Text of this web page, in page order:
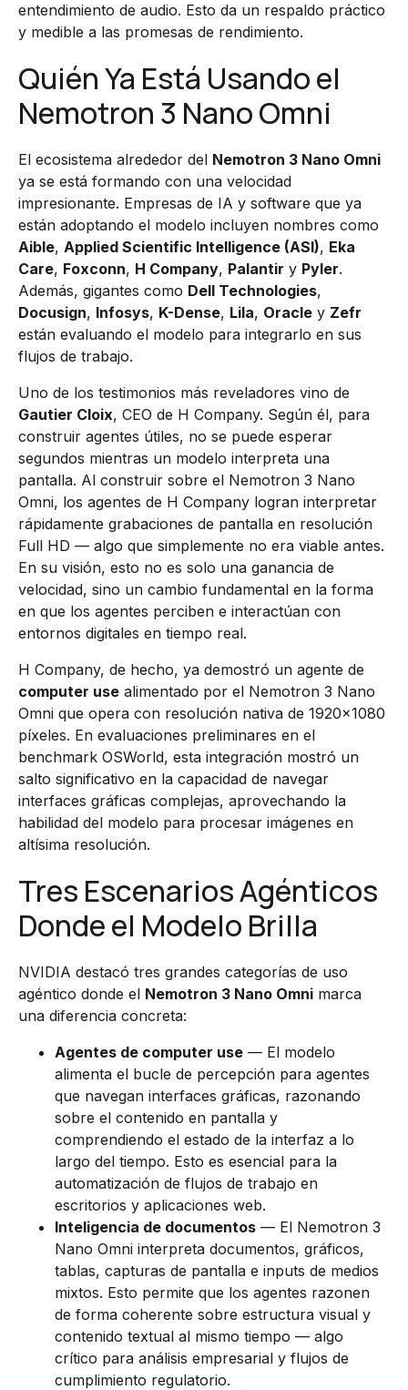
entendimiento de audio. Esto da un respaldo práctico
y medible a las promesas de rendimiento.
Quién Ya Está Usando el
Nemotron 3 Nano Omni
El ecosistema alrededor del Nemotron 3 Nano Omni
ya se está formando con una velocidad
impresionante. Empresas de IA y software que ya
están adoptando el modelo incluyen nombres como
Aible, Applied Scientific Intelligence (ASI), Eka
Care, Foxconn, H Company, Palantir y Pyler.
Además, gigantes como Dell Technologies,
Docusign, Infosys, K-Dense, Lila, Oracle y Zefr
están evaluando el modelo para integrarlo en sus
flujos de trabajo.
Uno de los testimonios más reveladores vino de
Gautier Cloix, CEO de H Company. Según él, para
construir agentes útiles, no se puede esperar
segundos mientras un modelo interpreta una
pantalla. Al construir sobre el Nemotron 3 Nano
Omni, los agentes de H Company logran interpretar
rápidamente grabaciones de pantalla en resolución
Full HD — algo que simplemente no era viable antes.
En su visión, esto no es solo una ganancia de
velocidad, sino un cambio fundamental en la forma
en que los agentes perciben e interactúan con
entornos digitales en tiempo real.
H Company, de hecho, ya demostró un agente de
computer use alimentado por el Nemotron 3 Nano
Omni que opera con resolución nativa de 1920×1080
píxeles. En evaluaciones preliminares en el
benchmark OSWorld, esta integración mostró un
salto significativo en la capacidad de navegar
interfaces gráficas complejas, aprovechando la
habilidad del modelo para procesar imágenes en
altísima resolución.
Tres Escenarios Agénticos
Donde el Modelo Brilla
NVIDIA destacó tres grandes categorías de uso
agéntico donde el Nemotron 3 Nano Omni marca
una diferencia concreta:
Agentes de computer use — El modelo
alimenta el bucle de percepción para agentes
que navegan interfaces gráficas, razonando
sobre el contenido en pantalla y
comprendiendo el estado de la interfaz a lo
largo del tiempo. Esto es esencial para la
automatización de flujos de trabajo en
escritorios y aplicaciones web.
Inteligencia de documentos — El Nemotron 3
Nano Omni interpreta documentos, gráficos,
tablas, capturas de pantalla e inputs de medios
mixtos. Esto permite que los agentes razonen
de forma coherente sobre estructura visual y
contenido textual al mismo tiempo — algo
crítico para análisis empresarial y flujos de
cumplimiento regulatorio.